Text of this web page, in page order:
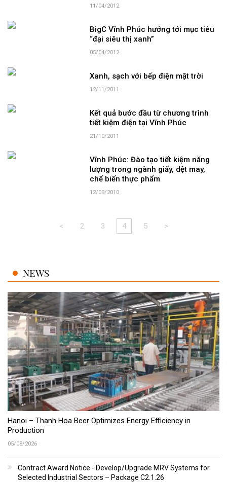
11/04/2012
BigC Vĩnh Phúc hướng tới mục tiêu
“đại siêu thị xanh”
05/04/2012
Xanh, sạch với bếp điện mặt trời
12/11/2011
Kết quả bước đầu từ chương trình
tiết kiệm điện tại Vĩnh Phúc
21/10/2011
Vĩnh Phúc: Đào tạo tiết kiệm năng
lượng trong ngành giấy, dệt may,
chế biến thực phẩm
12/09/2010
< 2 3 4 5 >
NEWS
Hanoi – Thanh Hoa Beer Optimizes Energy Efficiency in
Production
05/08/2026
Contract Award Notice - Develop/Upgrade MRV Systems for
Selected Industrial Sectors – Package C2.1.26